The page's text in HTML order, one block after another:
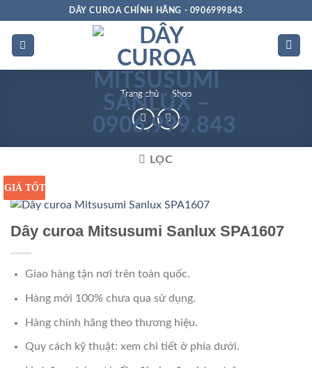
dung
DÂY CUROA CHÍNH HÃNG - 0906999843
Trang chủ » Shop
LỌC
GIÁ SỈ
GIÁ TỐT
Dây curoa Mitsusumi Sanlux SPA1607
Giao hàng tận nơi trên toàn quốc.
Hàng mới 100% chưa qua sử dụng.
Hàng chính hãng theo thương hiệu.
Quy cách kỹ thuật: xem chi tiết ở phía dưới.